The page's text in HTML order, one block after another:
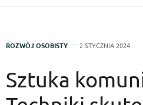
ROZWÓJ OSOBISTY 2 STYCZNIA 2024
Sztuka